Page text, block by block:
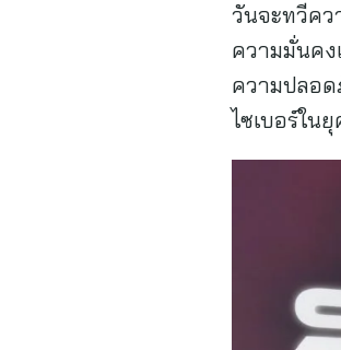
วันจะทวีคว
ความมั่นคง
ความปลอ
ไซเบอร์ใน